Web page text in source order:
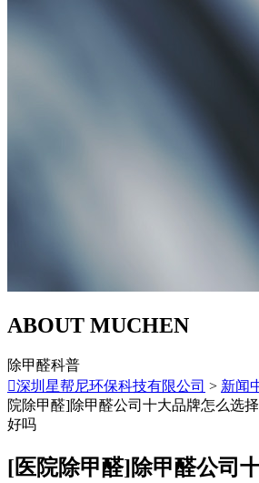
ABOUT MUCHEN
除甲醛科普
深圳星帮尼环保科技有限公司 > 新闻
院除甲醛]除甲醛公司十大品牌怎么选
好吗
[医院除甲醛]除甲醛公司